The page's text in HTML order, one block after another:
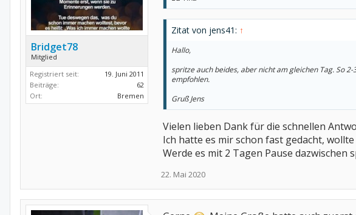
Bridget78
Mitglied
Registriert seit:
19. Juni 2011
Beiträge:
62
Ort:
Bremen
Zitat von jens41: ↑
Hallo,
spritze auch beides, aber nicht am gleichen Tag. So
empfohlen.
Gruß Jens
Vielen lieben Dank für die schnellen
Ich hatte es mir schon fast gedacht,
Werde es mit 2 Tagen Pause dazwischen
22. Mai 2020